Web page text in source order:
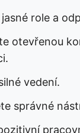
role a
otevřenou
vedení.
správné